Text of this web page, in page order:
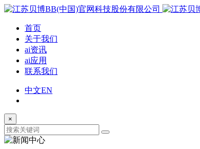
首页
关于我们
ai资讯
ai应用
联系我们
中文EN
×